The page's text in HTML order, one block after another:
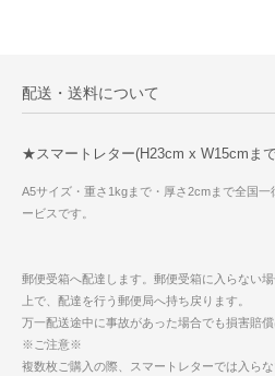
配送・送料について
★スマートレター(H23cm x W15cmま
A5サイズ・重さ1kgまで・厚さ2cmまで全国
ービスです。
郵便受箱へ配達します。郵便受箱に入らない
上で、配達を行う郵便局へ持ち戻ります。
万一配送途中に事故があった場合でも損害賠償
※ご注意※
複数枚ご購入の際、スマートレターでは入らな